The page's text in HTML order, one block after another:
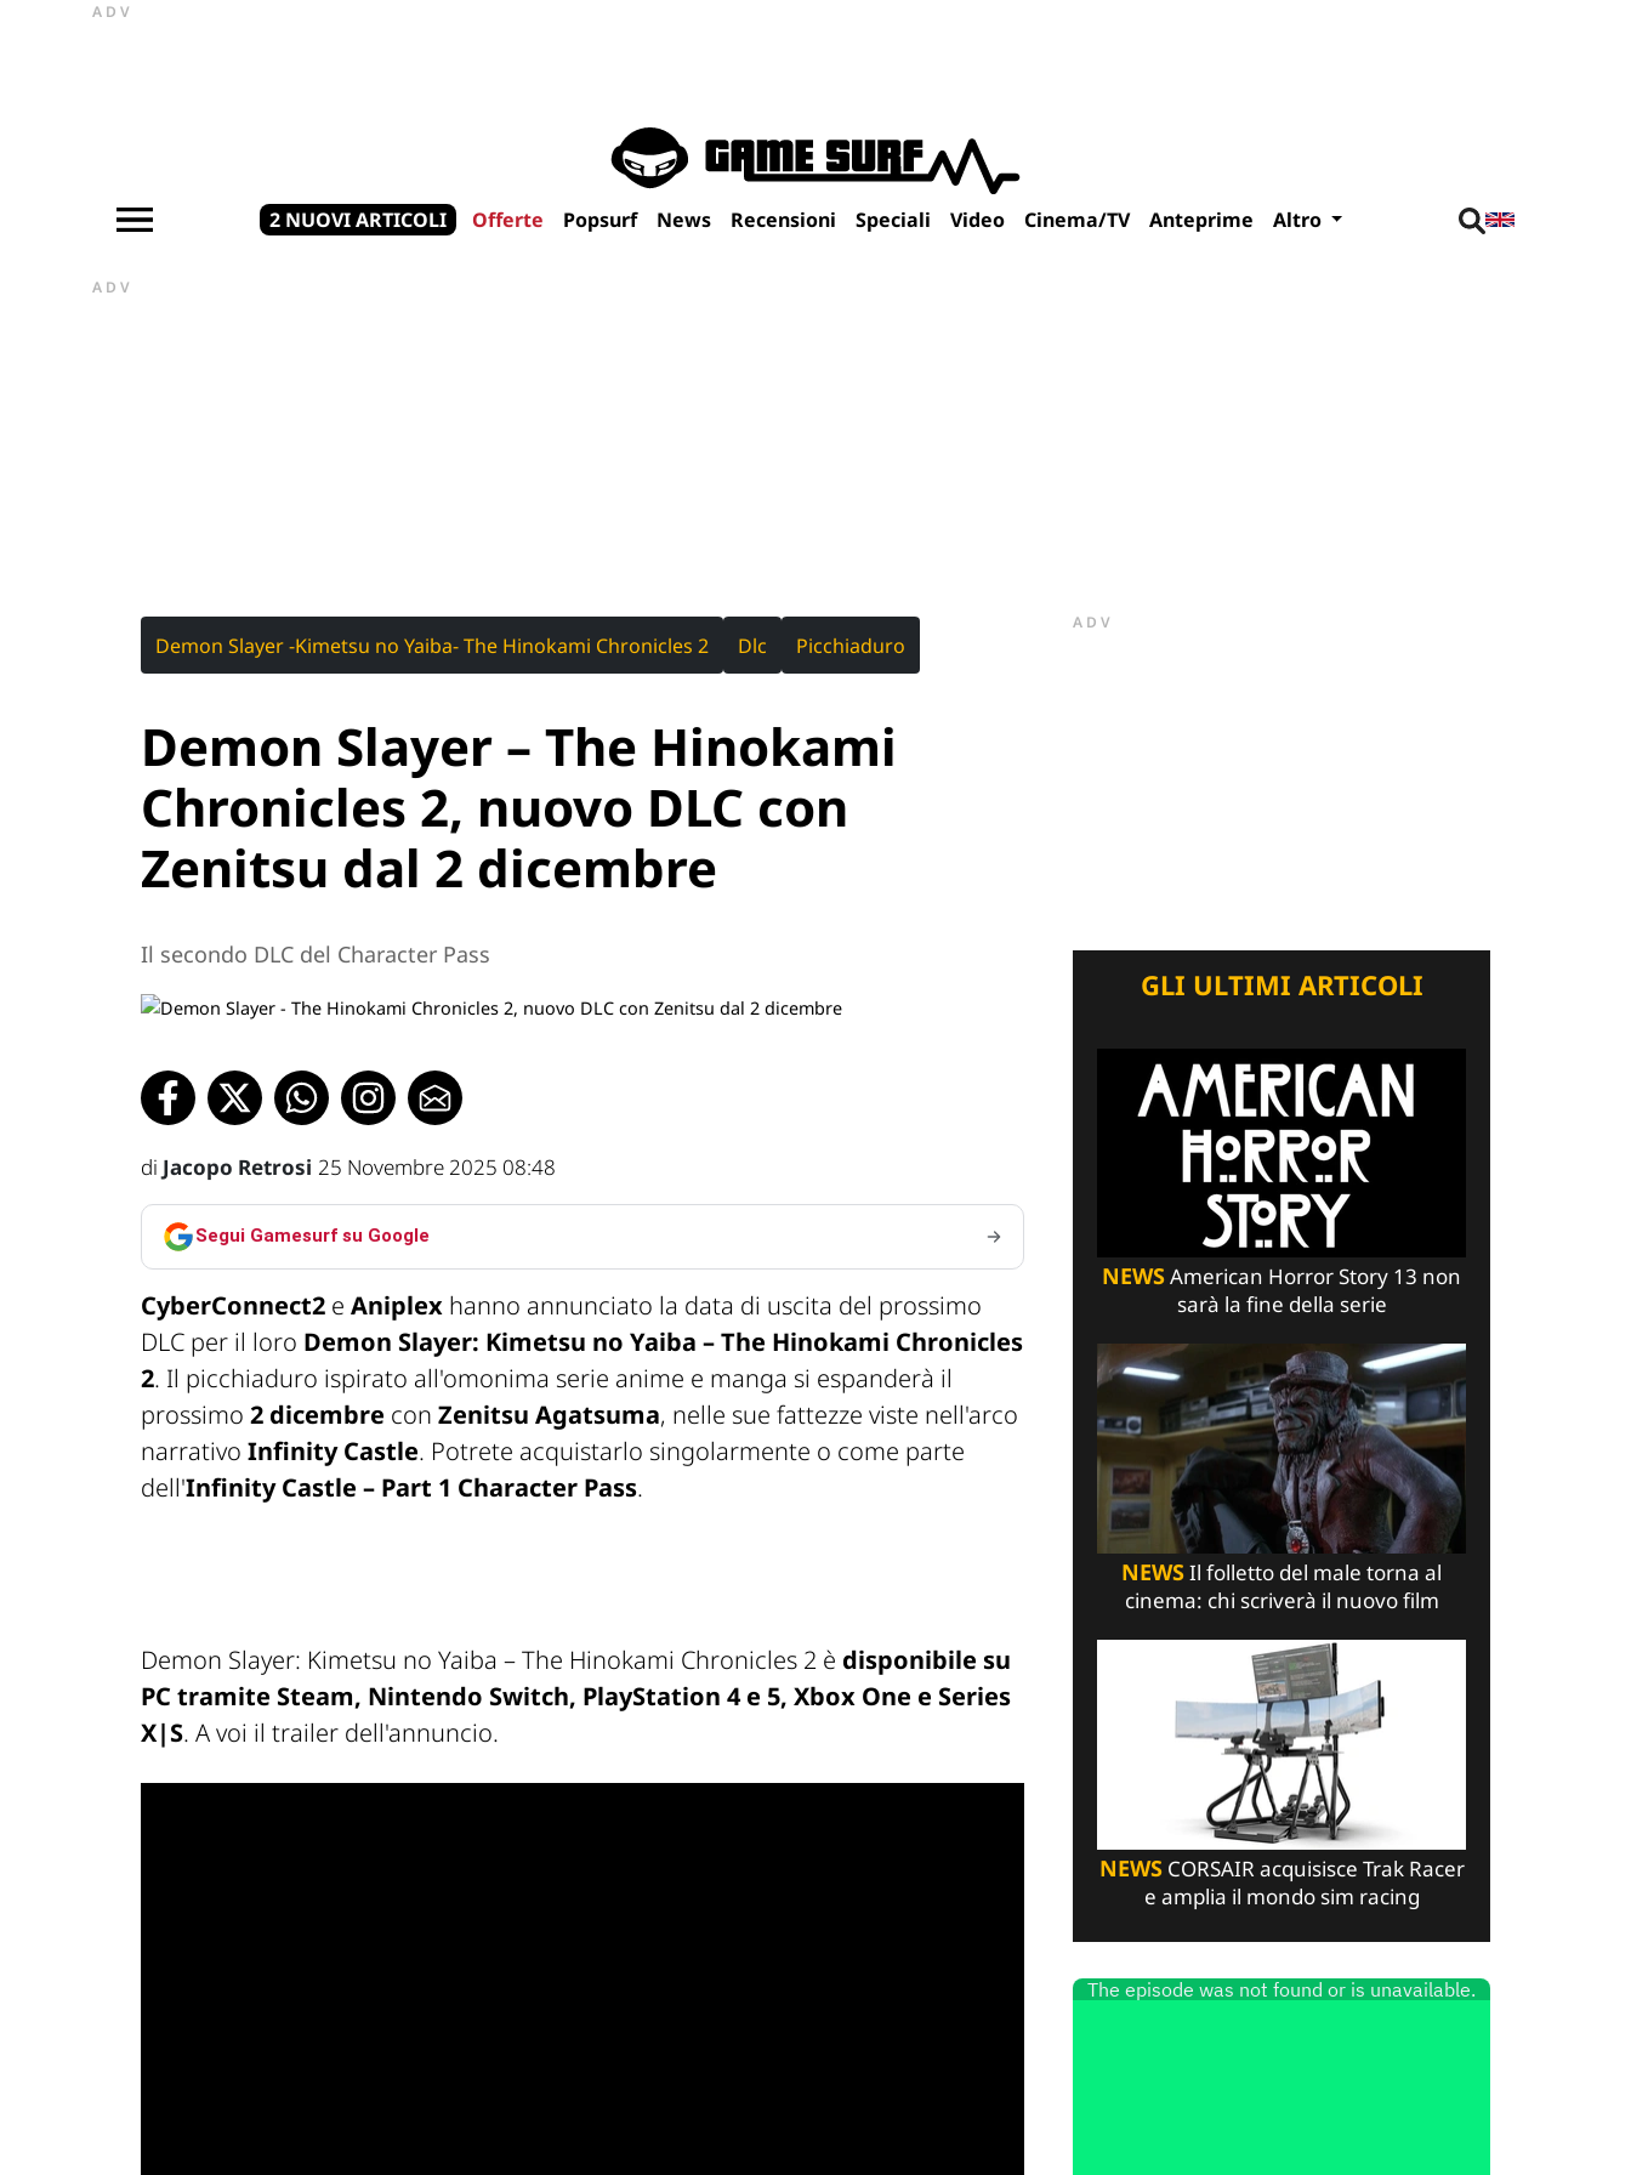
ADV
2 NUOVI ARTICOLI Offerte Popsurf News Recensioni Speciali Video Cinema/TV Anteprime Altro
ADV
Demon Slayer -Kimetsu no Yaiba- The Hinokami Chronicles 2 Dlc Picchiaduro
Demon Slayer – The Hinokami
Chronicles 2, nuovo DLC con
Zenitsu dal 2 dicembre
Il secondo DLC del Character Pass
di Jacopo Retrosi 25 Novembre 2025 08:48
Segui Gamesurf su Google
CyberConnect2 e Aniplex hanno annunciato la data di uscita del prossimo
DLC per il loro Demon Slayer: Kimetsu no Yaiba – The Hinokami Chronicles
2. Il picchiaduro ispirato all'omonima serie anime e manga si espanderà il
prossimo 2 dicembre con Zenitsu Agatsuma, nelle sue fattezze viste nell'arco
narrativo Infinity Castle. Potrete acquistarlo singolarmente o come parte
dell'Infinity Castle – Part 1 Character Pass.
Demon Slayer: Kimetsu no Yaiba – The Hinokami Chronicles 2 è disponibile su
PC tramite Steam, Nintendo Switch, PlayStation 4 e 5, Xbox One e Series
X|S. A voi il trailer dell'annuncio.
ADV
GLI ULTIMI ARTICOLI
NEWSAmerican Horror Story 13 non
sarà la fine della serie
NEWSIl folletto del male torna al
cinema: chi scriverà il nuovo film
NEWSCORSAIR acquisisce Trak Racer
e amplia il mondo sim racing